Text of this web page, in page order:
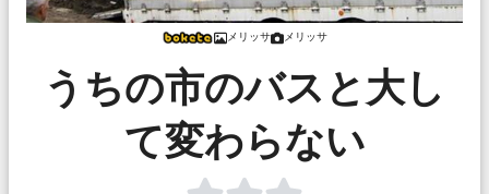
メリッサ メリッサ
うちの市のバスと大し
て変わらない